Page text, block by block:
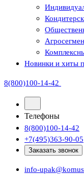
Новинки и хиты
8(800)100-14-42
Телефоны
8(800)100-14-42
+7(495)363-90-05
Заказать звонок
info-